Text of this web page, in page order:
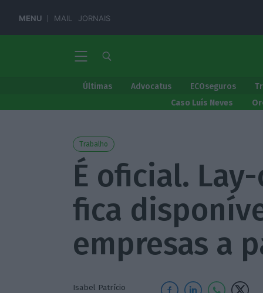
MENU MAIL JORNAIS
Últimas Advocatus ECOseguros
Caso Luís Neves
Trabalho
É oficial.
fica
empresas a
Isabel Patrício